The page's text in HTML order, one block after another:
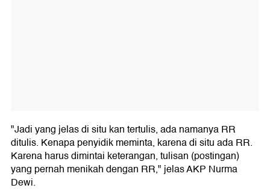
"Jadi yang jelas di situ kan tertulis, ada namanya RR
ditulis. Kenapa penyidik meminta, karena di situ ada RR.
Karena harus dimintai keterangan, tulisan (postingan)
yang pernah menikah dengan RR," jelas AKP Nurma
Dewi.